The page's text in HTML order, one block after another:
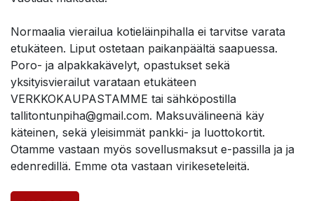
Normaalia vierailua kotieläinpihalla ei tarvitse varata
etukäteen. Liput ostetaan paikanpäältä saapuessa.
Poro- ja alpakkakävelyt, opastukset sekä
yksityisvierailut varataan etukäteen
VERKKOKAUPASTAMME tai sähköpostilla
tallitontunpiha@gmail.com. Maksuvälineenä käy
käteinen, sekä yleisimmät pankki- ja luottokortit.
Otamme vastaan myös sovellusmaksut e-passilla ja ja
edenredillä. Emme ota vastaan virikeseteleitä.